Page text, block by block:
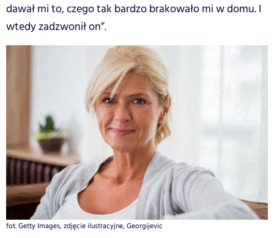
dawał mi to, czego tak bardzo brakowało mi w domu. I
wtedy zadzwonił on”.
fot. Getty Images, zdjęcie ilustracyjne, Georgijevic